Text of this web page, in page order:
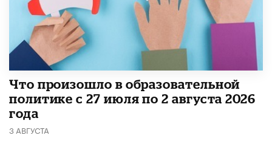
​Что произошло в образовательной
политике с 27 июля по 2 августа 2026
года
3 АВГУСТА